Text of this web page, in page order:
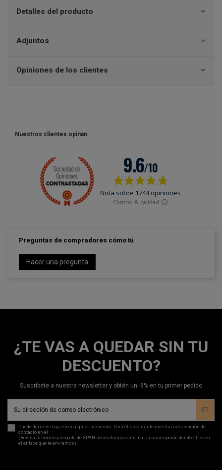
Detalles del producto
Adjuntos
Opiniones de los clientes
Nuestros clientes opinan
Preguntas de compradores cómo tú
Hacer una pregunta
¿TE VAS A QUEDAR SIN TU
DESCUENTO?
Suscríbete a nuestra newsletter y obtén un -6% en tu primer pedido
Puede darse de baja en cualquier momento. Para ello, consulte nuestra información de
contacto en el
(Revisa tu correo y carpeta de SPAN necesitaras confirmar la suscripción dando Click en
el enlace que te enviamos)